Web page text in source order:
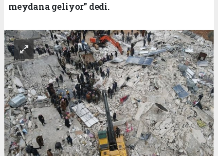
meydana geliyor" dedi.